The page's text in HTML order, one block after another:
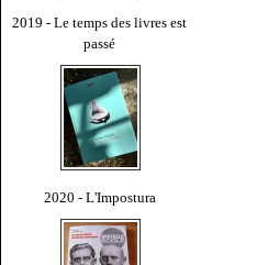
2019 - Le temps des livres est
passé
2020 - L'Impostura